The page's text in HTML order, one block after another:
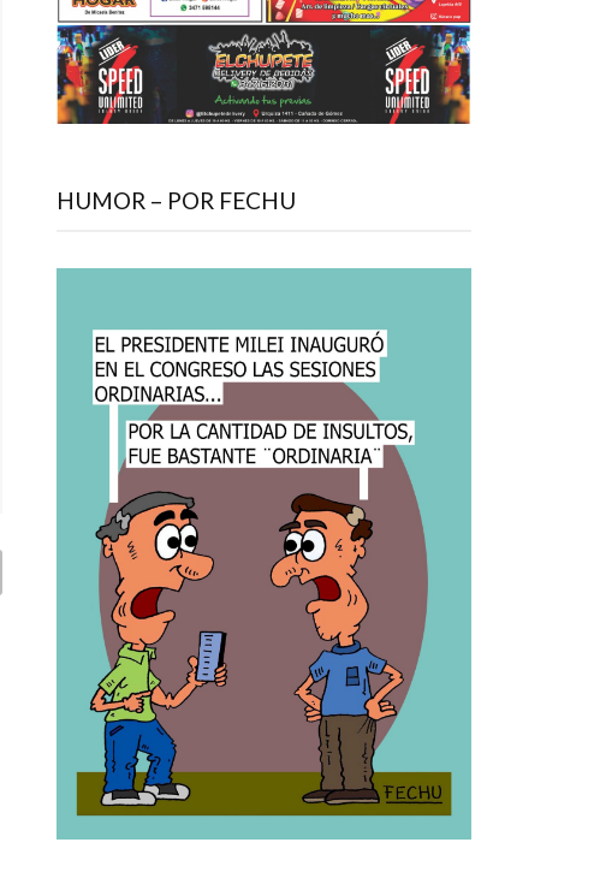
HUMOR – POR FECHU